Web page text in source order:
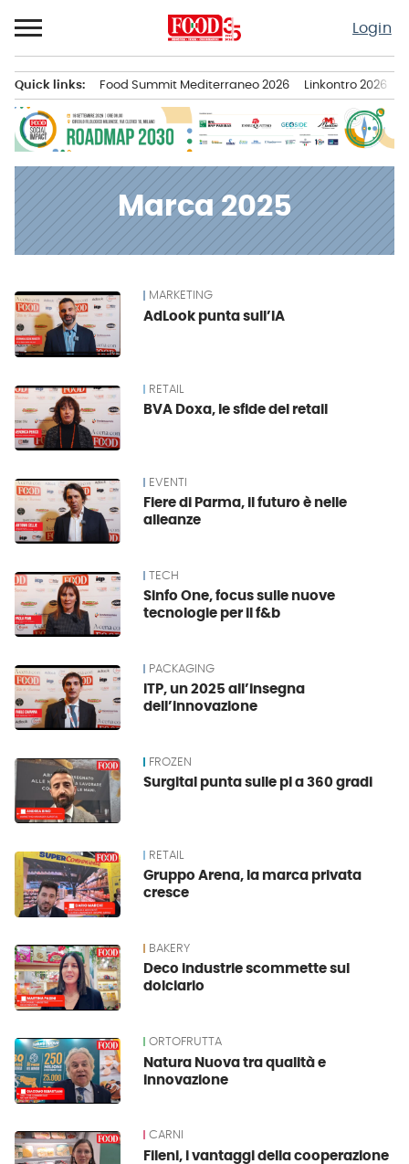
al
contenuto
Login
principale
Quick links: Food Summit Mediterraneo 2026 Linkontro 2026
Marca 2025
News MARKETING
AdLook punta sull’IA
RETAIL
BVA Doxa, le sfide del retail
EVENTI
Fiere di Parma, il futuro è nelle
alleanze
TECH
Sinfo One, focus sulle nuove
tecnologie per il f&b
PACKAGING
ITP, un 2025 all’insegna
dell’innovazione
FROZEN
Surgital punta sulle pl a 360 gradi
RETAIL
Gruppo Arena, la marca privata
cresce
BAKERY
Deco industrie scommette sul
dolciario
ORTOFRUTTA
Natura Nuova tra qualità e
innovazione
CARNI
Fileni, i vantaggi della cooperazione